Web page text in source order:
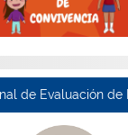
de Evaluación de